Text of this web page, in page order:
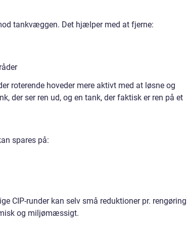
tankvæggen. Det hjælper med at fjerne:
roterende hoveder mere aktivt med at løsne og
der ser ren ud, og en tank, der faktisk er ren på et
spares på:
CIP-runder kan selv små reduktioner pr. rengøring
og miljømæssigt.